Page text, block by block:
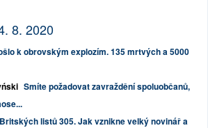
8. 2020
k obrovským explozím. 135 mrtvých a 5000
Smíte požadovat zavraždění spoluobčanů,
listů 305. Jak vznikne velký novinář a